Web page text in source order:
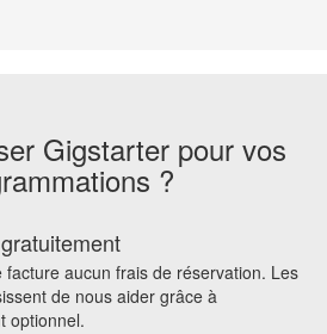
Gigstarter pour vos
?
facture aucun frais de réservation. Les
de nous aider grâce à
optionnel.